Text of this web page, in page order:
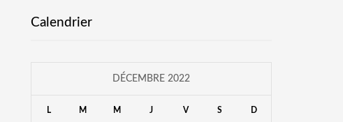
Calendrier
DÉCEMBRE 2022
L M M J V S D